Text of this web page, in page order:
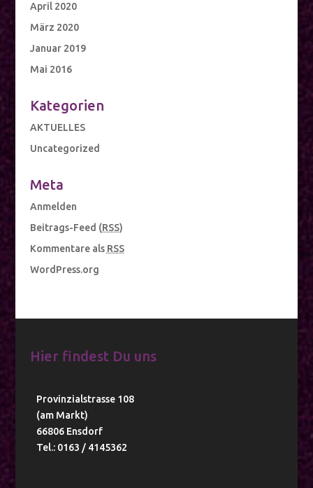
April 2020
März 2020
Januar 2019
Mai 2016
Kategorien
AKTUELLES
Uncategorized
Meta
Anmelden
Beitrags-Feed (RSS)
Kommentare als RSS
WordPress.org
Hier findest Du uns
Provinzialstrasse 108
(am Markt)
66806 Ensdorf
Tel.: 0163 / 4145362